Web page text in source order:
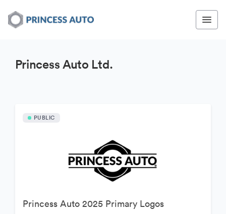
Princess Auto Ltd.
PUBLIC
Princess Auto 2025 Primary Logos